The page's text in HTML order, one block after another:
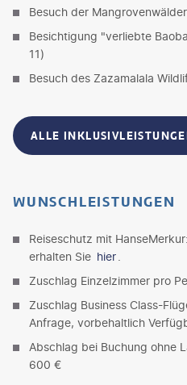
Besuch der
Besichtigung "verliebte
11)
Besuch des Zazamalala
ALLE
WUNSCHLEISTUNGEN
Reiseschutz mit
erhalten Sie hier
Zuschlag Einzelzimmer pro
Zuschlag Business Class-
Anfrage, vorbehaltlich
Abschlag bei Buchung ohne
600 €